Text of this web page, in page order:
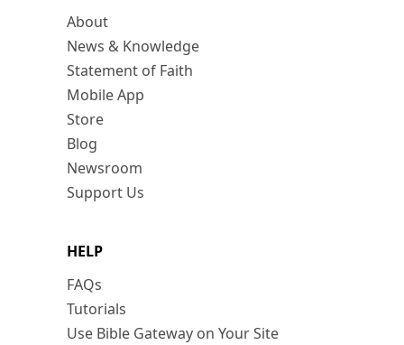
About
News & Knowledge
Statement of Faith
Mobile App
Store
Blog
Newsroom
Support Us
HELP
FAQs
Tutorials
Use Bible Gateway on Your Site